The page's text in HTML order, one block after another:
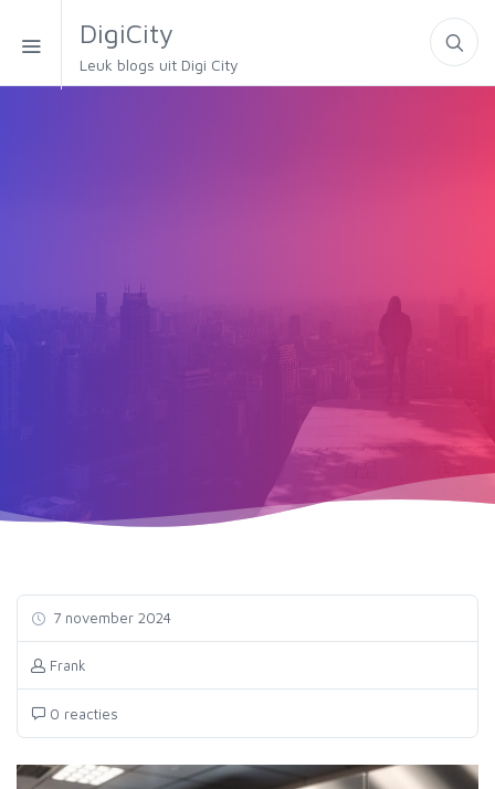
DigiCity
Leuk blogs uit Digi City
7 november 2024
Frank
0 reacties